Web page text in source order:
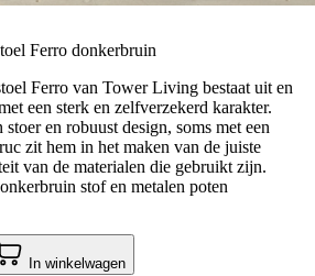
Ferro donkerbruin
Ferro van Tower Living bestaat uit en
een sterk en zelfverzekerd karakter.
en robuust design, soms met een
zit hem in het maken van de juiste
van de materialen die gebruikt zijn.
stof en metalen poten
In winkelwagen